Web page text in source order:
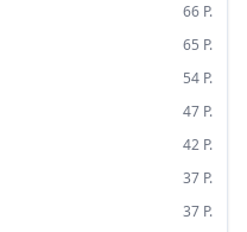
66 P.
65 P.
54 P.
47 P.
42 P.
37 P.
37 P.